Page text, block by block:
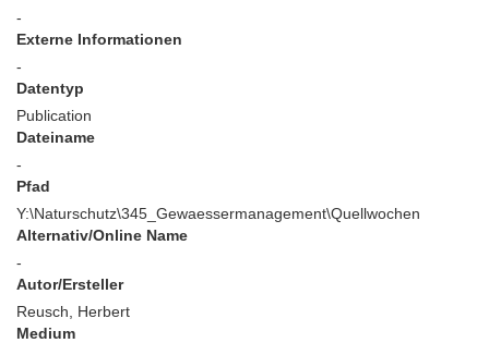
-
Externe Informationen
-
Datentyp
Publication
Dateiname
-
Pfad
Y:\Naturschutz\345_Gewaessermanagement\Quellwochen
Alternativ/Online Name
-
Autor/Ersteller
Reusch, Herbert
Medium